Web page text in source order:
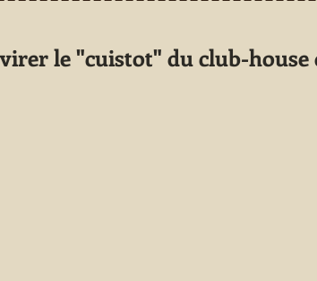
le "cuistot" du club-house